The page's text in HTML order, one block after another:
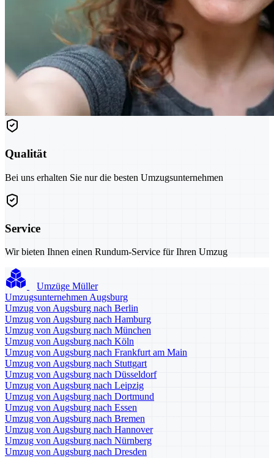
Qualität
Bei uns erhalten Sie nur die besten Umzugsunternehmen
Service
Wir bieten Ihnen einen Rundum-Service für Ihren Umzug
Umzüge Müller
Umzugsunternehmen Augsburg
Umzug von Augsburg nach Berlin
Umzug von Augsburg nach Hamburg
Umzug von Augsburg nach München
Umzug von Augsburg nach Köln
Umzug von Augsburg nach Frankfurt am Main
Umzug von Augsburg nach Stuttgart
Umzug von Augsburg nach Düsseldorf
Umzug von Augsburg nach Leipzig
Umzug von Augsburg nach Dortmund
Umzug von Augsburg nach Essen
Umzug von Augsburg nach Bremen
Umzug von Augsburg nach Hannover
Umzug von Augsburg nach Nürnberg
Umzug von Augsburg nach Dresden